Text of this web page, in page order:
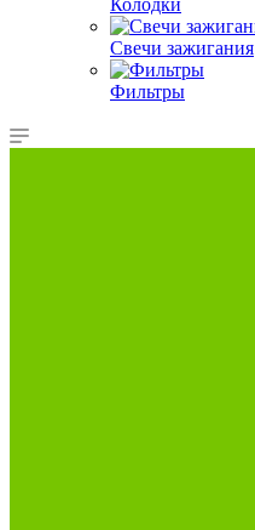
Колодки
Свечи зажигания
Фильтры